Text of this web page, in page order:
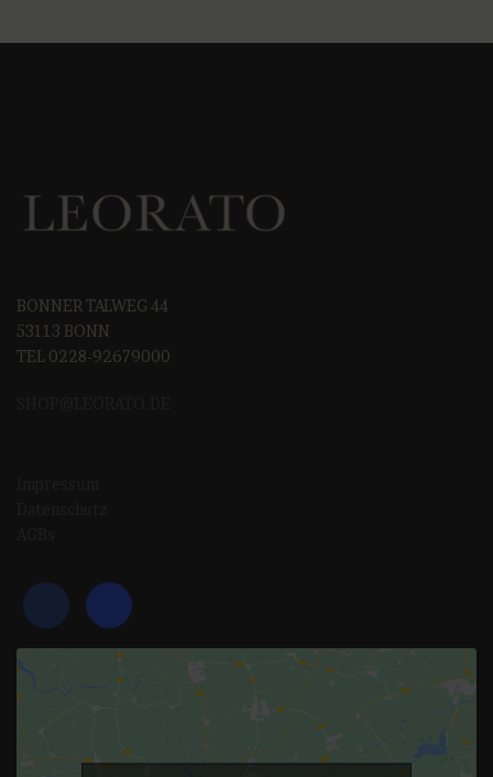
BONNER TALWEG 44
53113 BONN
TEL 0228-92679000